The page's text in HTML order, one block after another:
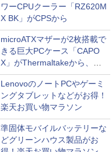
ワーCPUクーラー「RZ620M
X BK」がCPSから
microATXマザーが2枚搭載で
きる巨大PCケース「CAPO
X」がThermaltakeから、カ
ラーは2色
LenovoのノートPCやゲーミ
ングタブレットなどがお得！
楽天お買い物マラソン
準固体モバイルバッテリーな
どグリーンハウス製品がお